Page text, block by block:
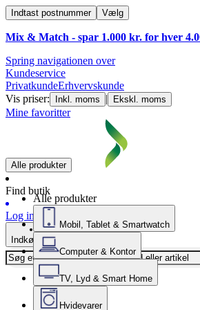
Indtast postnummer Vælg
Mix & Match - spar 1.000 kr. for hver
Spring navigationen over
Kundeservice
PrivatkundeErhvervskunde
Vis priser:
Inkl. moms | Ekskl. moms
Mine favoritter
Alle produkter
Find butik
Log ind
Indkøbskurv
Alle produkter
Mobil, Tablet & Smartwatch
Computer & Kontor
TV, Lyd & Smart Home
Hvidevarer